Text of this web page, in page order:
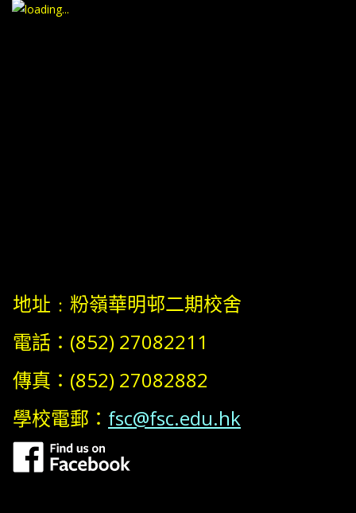
地址﹕粉嶺華明邨二期校舍
電話：(852) 27082211
傳真：(852) 27082882
學校電郵： fsc@fsc.edu.hk